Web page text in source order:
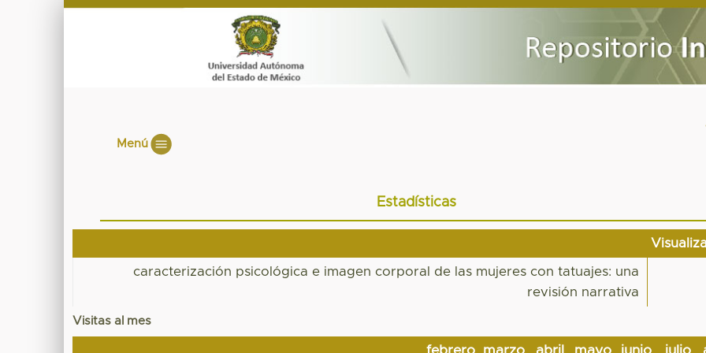
Menú
Estadísticas
caracterización psicológica e imagen corporal de las mujeres con tatuajes: una
revisión narrativa
Visitas al mes